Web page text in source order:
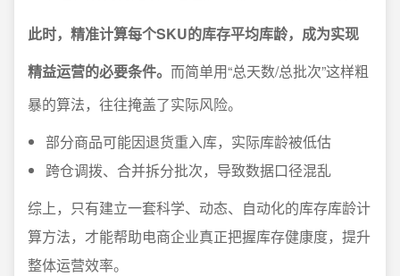
此时，精准计算每个SKU的库存平均库龄，成为实现
精益运营的必要条件。 而简单用“总天数/总批次”这样粗
暴的算法，往往掩盖了实际风险。
部分商品可能因退货重入库，实际库龄被低估
跨仓调拨、合并拆分批次，导致数据口径混乱
综上，只有建立一套科学、动态、自动化的库存库龄计
算方法，才能帮助电商企业真正把握库存健康度，提升
整体运营效率。